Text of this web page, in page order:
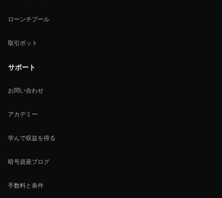
ローンチプール
取引ボット
サポート
お問い合わせ
アカデミー
学んで収益を得る
暗号資産ブログ
手数料と条件